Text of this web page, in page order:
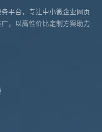
平台，专注中小微企业网页
，以高性价比定制方案助力